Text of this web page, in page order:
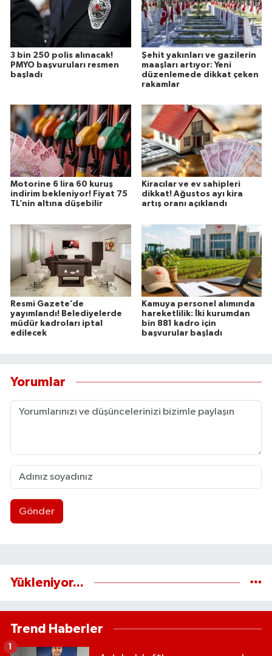
3 bin 250 polis alınacak!
PMYO başvuruları resmen
başladı
Şehit yakınları ve gazilerin
maaşları artıyor: Yeni
düzenlemede dikkat çeken
rakamlar
Motorine 6 lira 60 kuruş
indirim bekleniyor! Fiyat 75
TL’nin altına düşebilir
Kiracılar ve ev sahipleri
dikkat! Ağustos ayı kira
artış oranı açıklandı
Resmi Gazete’de
yayımlandı! Belediyelerde
müdür kadroları iptal
edilecek
Kamuya personel alımında
hareketlilik: İki kurumdan
bin 881 kadro için
başvurular başladı
Yorumlar
Gönder
Yükleniyor...
Trend Haberler
1